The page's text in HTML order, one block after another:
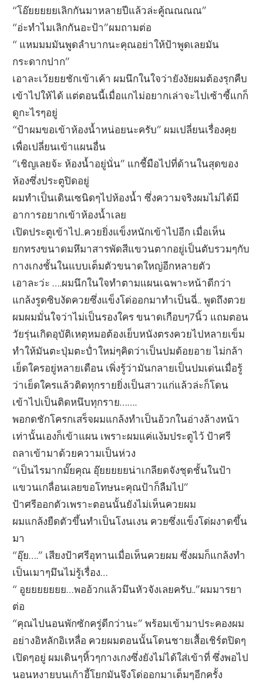
“โอ๊ยยยยยเลิกกันมาหลายปีแล้วล่ะคู้ณณณณ”
“อ่ะทำไมเลิกกันอะป้า”ผมถามต่อ
“ แหมมมมันพูดลำบากนะคุณอย่าให้ป้าพูดเลยมัน
กระดากปาก”
เอาละเว้ยยยชักเข้าเค้า ผมนึกในใจว่ายังงัยผมต้องรุกคืบ
เข้าไปให้ได้ แต่ตอนนี้เมื่อแกไม่อยากเล่าจะไปเซ้าซี้แกก็
ดูกะไรๆอยู่
“ป้าผมขอเข้าห้องน้ำหน่อยนะครับ” ผมเปลี่ยนเรื่องคุย
เพื่อเปลี่ยนเข้าแผนอื่น
“เชิญเลยจ้ะ ห้องน้ำอยู่นั่น” แกชี้มือไปที่ด้านในสุดของ
ห้องซึ่งประตูปิดอยู่
ผมทำเป็นเดินเซนิดๆไปห้องน้ำ ซึ่งความจริงผมไม่ได้มี
อาการอยากเข้าห้องน้ำเลย
เปิดประตูเข้าไป..ควยยิ่งแข็งหนักเข้าไปอีก เมื่อเห็น
ยกทรงขนาดมหึมาสารพัดสีแขวนตากอยู่เป็นตับรวมๆกับ
กางเกงชั้นในแบบเต็มตัวขนาดใหญ่อีกหลายตัว
เอาละว่ะ ….ผมนึกในใจทำตามแผนเฉพาะหน้าดีกว่า
แกล้งรูดซิบงัดควยซึ่งแข็งโด่ออกมาทำเป็นฉี่.. พูดถึงตวย
ผมผมมั่นใจว่าไม่เป็นรองใคร ขนาดเกือบๆ7นิ้ว แถมตอน
วัยรุ่นเกิดอุบัติเหตุหมอต้องเย็บหนังตรงควยไปหลายเข็ม
ทำให้มันตะปุ่มตะป่ำใหม่ๆคิดว่าเป็นปมด้อยอาย ไม่กล้า
เย็ดใครอยู่หลายเดือน เพิ่งรู้ว่ามันกลายเป็นปมเด่นเมื่อรู้
ว่าเย็ดใครแล้วติดทุกรายยิ่งเป็นสาวแก่แล้วล่ะก็โดน
เข้าไปเป็นติดหนึบทุกราย…….
พอกดชักโครกเสร็จผมแกล้งทำเป็นอ้วกในอ่างล้างหน้า
เท่านั้นเองก็เข้าแผน เพราะผมแค่แง้มประตูไว้ ป้าศรี
ถลาเข้ามาด้วยความเป็นห่วง
“เป็นไรมากมั๊ยคุณ อุ๊ยยยยยน่าเกลียดจังชุดชั้นในป้า
แขวนเกลื่อนเลยขอโทษนะคุณป้าก็ลืมไป”
ป้าศรีออกตัวเพราะตอนนั้นยังไม่เห็นควยผม
ผมแกล้งยืดตัวขึ้นทำเป็นโงนเงน ควยซึ่งแข็งโด่ผงาดขึ้น
มา
“อุ๊ย….” เสียงป้าศรีอุทานเมื่อเห็นควยผม ซึ่งผมก็แกล้งทำ
เป็นเมาๆมึนไม่รู้เรื่อง…
“ อูยยยยยยย…พออ้วกแล้วมึนหัวจังเลยครับ..”ผมมารยา
ต่อ
“คุณไปนอนพักซักครู่ดีกว่านะ” พร้อมเข้ามาประคองผม
อย่างอิหลักอิเหลื่อ ควยผมตอนนั้นโดนชายเสื้อเชิร์ตปิดๆ
เปิดๆอยู่ ผมเดินๆหิ้วๆกางเกงซึ่งยังไม่ได้ใส่เข้าที่ ซึ่งพอไป
นอนหงายบนเก้าอี้โยกมันจึงโด่ออกมาเต็มๆอีกครั้ง